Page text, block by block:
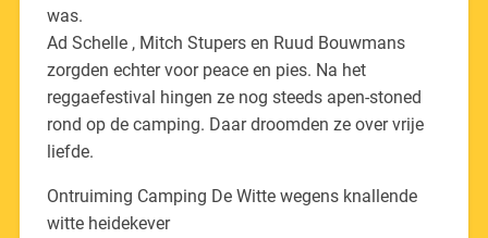
was.
Ad Schelle , Mitch Stupers en Ruud Bouwmans
zorgden echter voor peace en pies. Na het
reggaefestival hingen ze nog steeds apen-stoned
rond op de camping. Daar droomden ze over vrije
liefde.
Ontruiming Camping De Witte wegens knallende
witte heidekever